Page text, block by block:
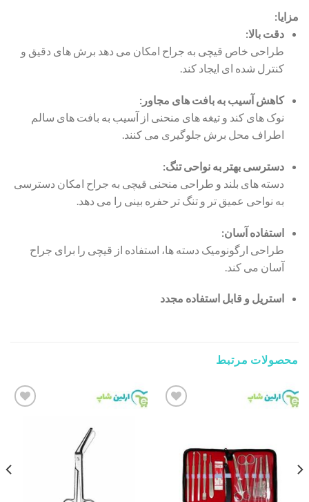
مزایا:
دقت بالا:
طراحی خاص قیچی به جراح امکان می دهد برش های دقیق و
کنترل شده ای ایجاد کند.
کاهش آسیب به بافت های مجاور:
نوک های کند و تیغه های منحنی از آسیب به بافت های سالم
اطراف محل برش جلوگیری می کنند.
دسترسی بهتر به نواحی تنگ:
دسته های بلند و طراحی منحنی قیچی به جراح امکان دسترسی
به نواحی عمیق تر و تنگ تر حفره بینی را می دهد.
استفاده آسان:
طراحی ارگونومیک دسته ها، استفاده از قیچی را برای جراح
آسان می کند.
استریل و قابل استفاده مجدد
محصولات مرتبط
wishlist